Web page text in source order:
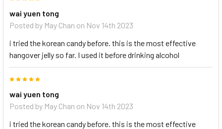
wai yuen tong
Posted by May Chan on Nov 14th 2023
i tried the korean candy before. this is the most effective
hangover jelly so far. I used it before drinking alcohol
wai yuen tong
Posted by May Chan on Nov 14th 2023
i tried the korean candy before. this is the most effective